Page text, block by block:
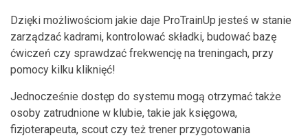
Dzięki możliwościom jakie daje ProTrainUp jesteś w stanie
zarządzać kadrami, kontrolować składki, budować bazę
ćwiczeń czy sprawdzać frekwencję na treningach, przy
pomocy kilku kliknięć!
Jednocześnie dostęp do systemu mogą otrzymać także
osoby zatrudnione w klubie, takie jak księgowa,
fizjoterapeuta, scout czy też trener przygotowania